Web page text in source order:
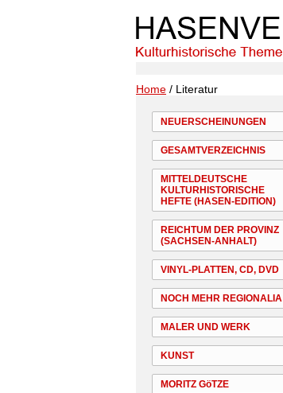
Home / Literatur
NEUERSCHEINUNGEN
GESAMTVERZEICHNIS
MITTELDEUTSCHE
KULTURHISTORISCHE
HEFTE (HASEN-EDITION)
REICHTUM DER PROVINZ
(SACHSEN-ANHALT)
VINYL-PLATTEN, CD, DVD
NOCH MEHR REGIONALIA
MALER UND WERK
KUNST
MORITZ GöTZE